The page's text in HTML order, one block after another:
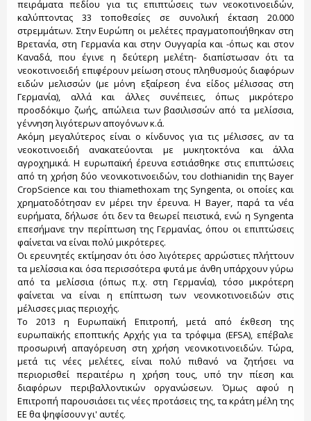
πειράματα πεδίου για τις επιπτώσεις των νεοκοτινοειδών,
καλύπτοντας 33 τοποθεσίες σε συνολική έκταση 20.000
στρεμμάτων. Στην Ευρώπη οι μελέτες πραγματοποιήθηκαν στη
Βρετανία, στη Γερμανία και στην Ουγγαρία και -όπως και στον
Καναδά, που έγινε η δεύτερη μελέτη- διαπίστωσαν ότι τα
νεοκοτινοειδή επιφέρουν μείωση στους πληθυσμούς διαφόρων
ειδών μελισσών (με μόνη εξαίρεση ένα είδος μέλισσας στη
Γερμανία), αλλά και άλλες συνέπειες, όπως μικρότερο
προσδόκιμο ζωής, απώλεια των βασιλισσών από τα μελίσσια,
γέννηση λιγότερων απογόνων κ.ά.
Ακόμη μεγαλύτερος είναι ο κίνδυνος για τις μέλισσες, αν τα
νεοκοτινοειδή ανακατεύονται με μυκητοκτόνα και άλλα
αγροχημικά. Η ευρωπαϊκή έρευνα εστιάσθηκε στις επιπτώσεις
από τη χρήση δύο νεονικοτινοειδών, του clothianidin της Bayer
CropScience και του thiamethoxam της Syngenta, οι οποίες και
χρηματοδότησαν εν μέρει την έρευνα. Η Bayer, παρά τα νέα
ευρήματα, δήλωσε ότι δεν τα θεωρεί πειστικά, ενώ η Syngenta
επεσήμανε την περίπτωση της Γερμανίας, όπου οι επιπτώσεις
φαίνεται να είναι πολύ μικρότερες.
Οι ερευνητές εκτίμησαν ότι όσο λιγότερες αρρώστιες πλήττουν
τα μελίσσια και όσα περισσότερα φυτά με άνθη υπάρχουν γύρω
από τα μελίσσια (όπως π.χ. στη Γερμανία), τόσο μικρότερη
φαίνεται να είναι η επίπτωση των νεονικοτινοειδών στις
μέλισσες μιας περιοχής.
Το 2013 η Ευρωπαϊκή Επιτροπή, μετά από έκθεση της
ευρωπαϊκής εποπτικής Αρχής για τα τρόφιμα (EFSA), επέβαλε
προσωρινή απαγόρευση στη χρήση νεονικοτινοειδών. Τώρα,
μετά τις νέες μελέτες, είναι πολύ πιθανό να ζητήσει να
περιορισθεί περαιτέρω η χρήση τους, υπό την πίεση και
διαφόρων περιβαλλοντικών οργανώσεων. Όμως αφού η
Επιτροπή παρουσιάσει τις νέες προτάσεις της, τα κράτη μέλη της
ΕΕ θα ψηφίσουν γι' αυτές.